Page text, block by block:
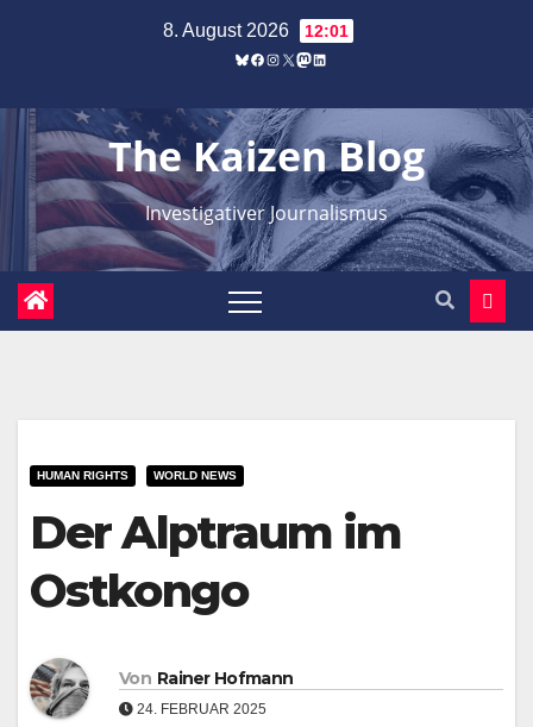
8. August 2026 12:01
Bluesky
Facebook
Instagram
X Mastodon
LinkedIn
The Kaizen Blog
Investigativer Journalismus
HUMAN RIGHTS WORLD NEWS
Der Alptraum im
Ostkongo
Von Rainer Hofmann
24. FEBRUAR 2025